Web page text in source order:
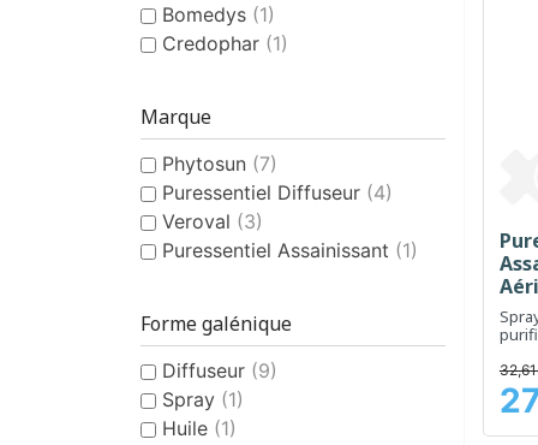
Bomedys (1)
Credophar (1)
Marque
Phytosun (7)
Puressentiel Diffuseur (4)
Veroval (3)
Puressentiel Assainissant (1)
Forme galénique
Diffuseur (9)
Spray (1)
Huile (1)
Prix